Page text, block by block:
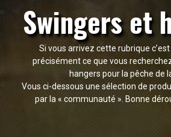
Swingers et
Si vous arrivez cette rubrique
précisément ce que vous
hangers pour la pêche de
Vous ci-dessous une sélection de
par la « communauté ». Bonne